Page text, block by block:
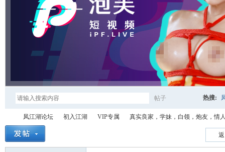
帖子
搜
热搜:
凤江湖论坛 初入江湖 VIP专属 真实良家，学妹，白领，炮友，情